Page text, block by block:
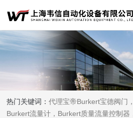
热门关键词：代理宝帝Burkert宝德阀门
Burkert流量计，Burkert质量流量控制器